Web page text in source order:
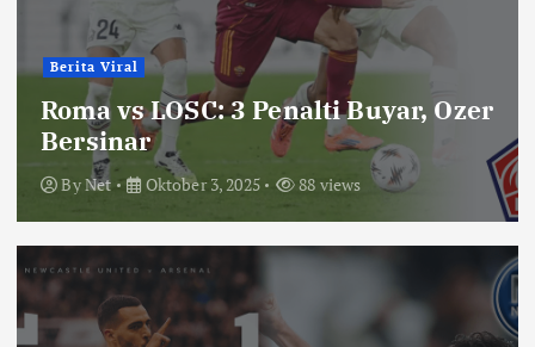
Berita Viral
Roma vs LOSC: 3 Penalti Buyar, Ozer
Bersinar
ByNet Oktober 3, 2025 88 views